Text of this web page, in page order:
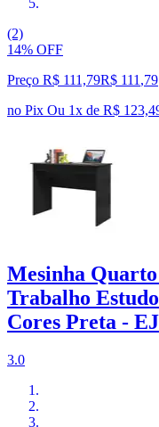
(2)
14% OFF
Preço R$ 111,79R$ 111 ,79
no Pix Ou 1x de R$
Mesinha
Trabalho
Cores Preta - EJ
3.0